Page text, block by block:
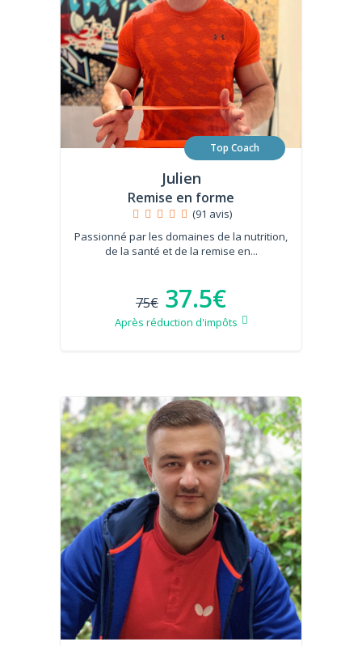
Top Coach
Julien
Remise en forme
(91 avis)
Passionné par les domaines de la nutrition,
de la santé et de la remise en...
75€ 37.5€
Après réduction d'impôts